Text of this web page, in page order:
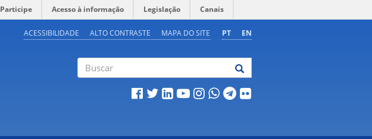
Participe Acesso à informação Legislação Canais
PT EN
ACESSIBILIDADE ALTO CONTRASTE MAPA DO SITE